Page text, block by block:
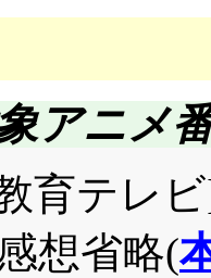
アニメ
育テレ
想省略(